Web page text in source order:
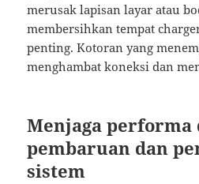
merusak lapisan layar atau
membersihkan tempat
penting. Kotoran yang
menghambat koneksi dan
Menjaga performa
pembaruan dan
sistem